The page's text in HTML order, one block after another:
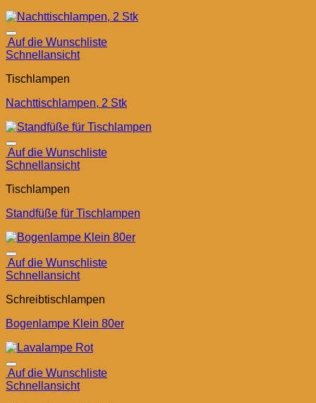
Auf die Wunschliste
Schnellansicht
Tischlampen
Nachttischlampen, 2 Stk
Auf die Wunschliste
Schnellansicht
Tischlampen
Standfüße für Tischlampen
Auf die Wunschliste
Schnellansicht
Schreibtischlampen
Bogenlampe Klein 80er
Auf die Wunschliste
Schnellansicht